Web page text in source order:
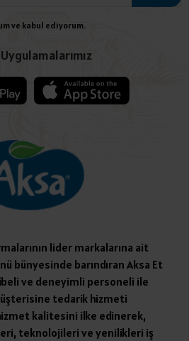
ve kabul ediyorum.
lider markalarına ait
bünyesinde barındıran Aksa Et
ve deneyimli personeli ile
tedarik hizmeti
kalitesini ilke edinerek,
teknolojileri ve yenilikleri iş